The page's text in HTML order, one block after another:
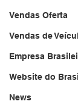
Vendas Oferta
Vendas de
Empresa
Website do
News